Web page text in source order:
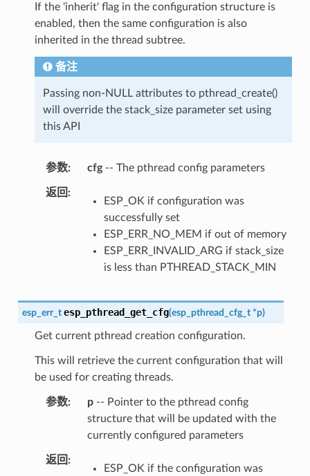
If the 'inherit' flag in the configuration structure is
enabled, then the same configuration is also
inherited in the thread subtree.
备注
Passing non-NULL attributes to pthread_create()
will override the stack_size parameter set using
this API
参数 cfg-- The pthread config parameters
返回
ESP_OK if configuration was
successfully set
ESP_ERR_NO_MEM if out of memory
ESP_ERR_INVALID_ARG if stack_size
is less than PTHREAD_STACK_MIN
esp_err_t esp_pthread_get_cfg(esp_pthread_cfg_t *p)
Get current pthread creation configuration.
This will retrieve the current configuration that will
be used for creating threads.
参数 p-- Pointer to the pthread config
structure that will be updated with the
currently configured parameters
返回
ESP_OK if the configuration was